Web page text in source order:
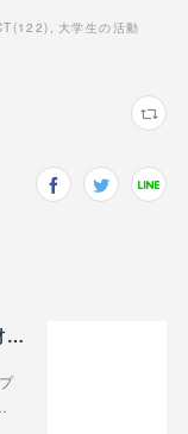
(122)
大学生の活動
こども裁判の様子を、あいテレビに取材していただきました！